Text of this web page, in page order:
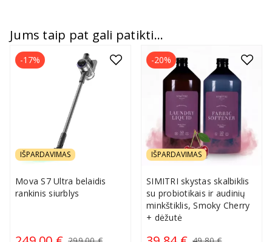
Jums taip pat gali patikti...
IŠPARDAVIMAS
Mova S7 Ultra belaidis
rankinis siurblys
-17%
IŠPARDAVIMAS
SIMITRI skystas skalbiklis
su probiotikais ir audinių
minkštiklis, Smoky Cherry
+ dėžutė
-20%